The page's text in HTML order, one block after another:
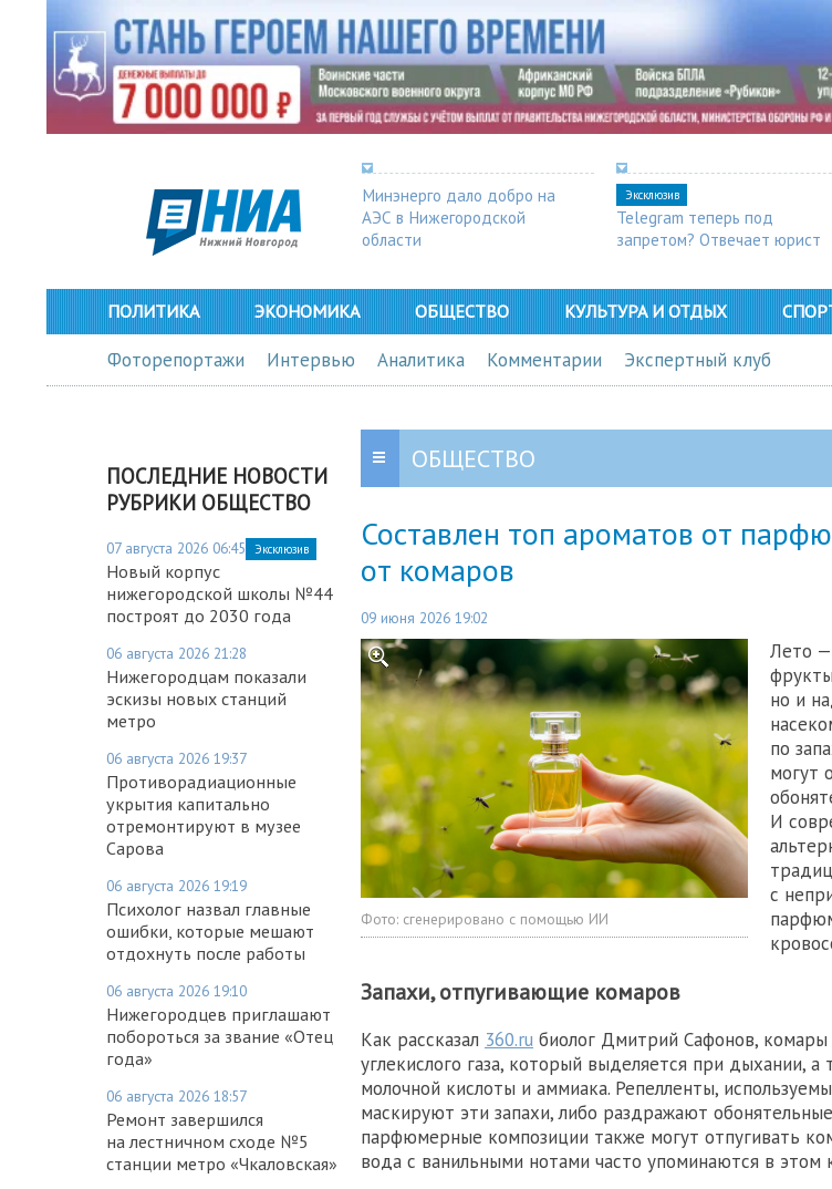
Минэнерго дало добро на
АЭС в Нижегородской
области
Эксклюзив
Telegram теперь под
запретом? Отвечает юрист
ПОЛИТИКА ЭКОНОМИКА ОБЩЕСТВО КУЛЬТУРА И ОТДЫХ
Фоторепортажи Интервью Аналитика Комментарии Экспертный клуб
ПОСЛЕДНИЕ НОВОСТИ
РУБРИКИ ОБЩЕСТВО
07 августа 2026 06:45 Эксклюзив
Новый корпус
нижегородской школы №44
построят до 2030 года
06 августа 2026 21:28
Нижегородцам показали
эскизы новых станций
метро
06 августа 2026 19:37
Противорадиационные
укрытия капитально
отремонтируют в музее
Сарова
06 августа 2026 19:19
Психолог назвал главные
ошибки, которые мешают
отдохнуть после работы
06 августа 2026 19:10
Нижегородцев приглашают
побороться за звание «Отец
года»
06 августа 2026 18:57
Ремонт завершился
на лестничном сходе №5
станции метро «Чкаловская»
ОБЩЕСТВО
Составлен топ ароматов от
от комаров
09 июня 2026 19:02
Фото: сгенерировано с помощью ИИ
Лето —
но и
по
могут
И
с
Запахи, отпугивающие комаров
Как рассказал 360.ru биолог Дмитрий Сафонов, комары
углекислого газа, который выделяется при дыхании, а
молочной кислоты и аммиака. Репелленты,
маскируют эти запахи, либо раздражают
парфюмерные композиции также могут отпугивать
вода с ванильными нотами часто упоминаются в этом